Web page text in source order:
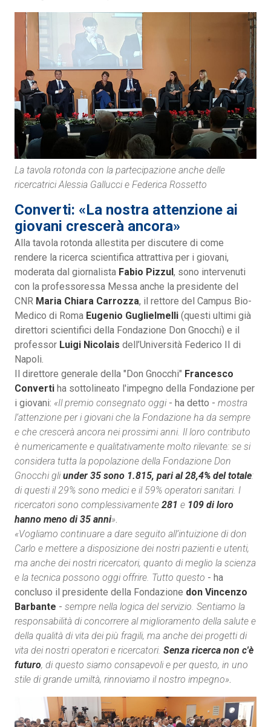
La tavola rotonda con la partecipazione anche delle
ricercatrici Alessia Gallucci e Federica Rossetto
Converti: «La nostra attenzione ai
giovani crescerà ancora»
Alla tavola rotonda allestita per discutere di come
rendere la ricerca scientifica attrattiva per i giovani,
moderata dal giornalista Fabio Pizzul, sono intervenuti
con la professoressa Messa anche la presidente del
CNR Maria Chiara Carrozza, il rettore del Campus Bio-
Medico di Roma Eugenio Guglielmelli (questi ultimi già
direttori scientifici della Fondazione Don Gnocchi) e il
professor Luigi Nicolais dell’Università Federico II di
Napoli.
Il direttore generale della "Don Gnocchi" Francesco
Converti ha sottolineato l'impegno della Fondazione per
i giovani: «Il premio consegnato oggi- ha detto - mostra
l’attenzione per i giovani che la Fondazione ha da sempre
e che crescerà ancora nei prossimi anni. Il loro contributo
è numericamente e qualitativamente molto rilevante: se si
considera tutta la popolazione della Fondazione Don
Gnocchi gliunder 35 sono 1.815, pari al 28,4% del totale:
di questi il 29% sono medici e il 59% operatori sanitari. I
ricercatori sono complessivamente 281 e 109 di loro
hanno meno di 35 anni».
«Vogliamo continuare a dare seguito all’intuizione di don
Carlo e mettere a disposizione dei nostri pazienti e utenti,
ma anche dei nostri ricercatori, quanto di meglio la scienza
e la tecnica possono oggi offrire. Tutto questo - ha
concluso il presidente della Fondazione don Vincenzo
Barbante - sempre nella logica del servizio. Sentiamo la
responsabilità di concorrere al miglioramento della salute e
della qualità di vita dei più fragili, ma anche dei progetti di
vita dei nostri operatori e ricercatori. Senza ricerca non c'è
futuro, di questo siamo consapevoli e per questo, in uno
stile di grande umiltà, rinnoviamo il nostro impegno».